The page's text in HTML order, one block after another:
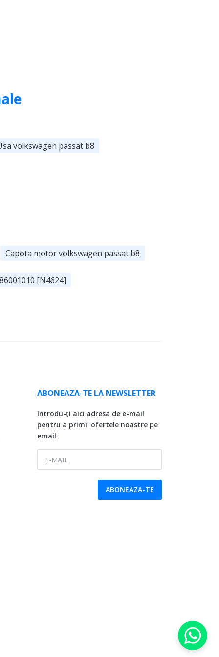
volkswagen passat b8
Capota motor volkswagen passat b8
[N4624]
ABONEAZA-TE LA NEWSLETTER
Introdu-ți aici adresa de e-mail
pentru a primii ofertele noastre pe
email.
ABONEAZA-TE